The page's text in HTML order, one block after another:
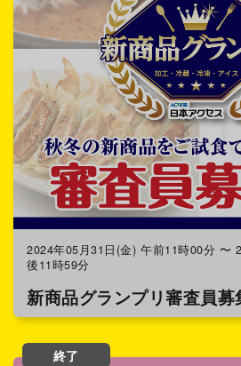
2024年05月31日(金) 午前11時00分 〜
後11時59分
新商品グランプリ審査員募
終了